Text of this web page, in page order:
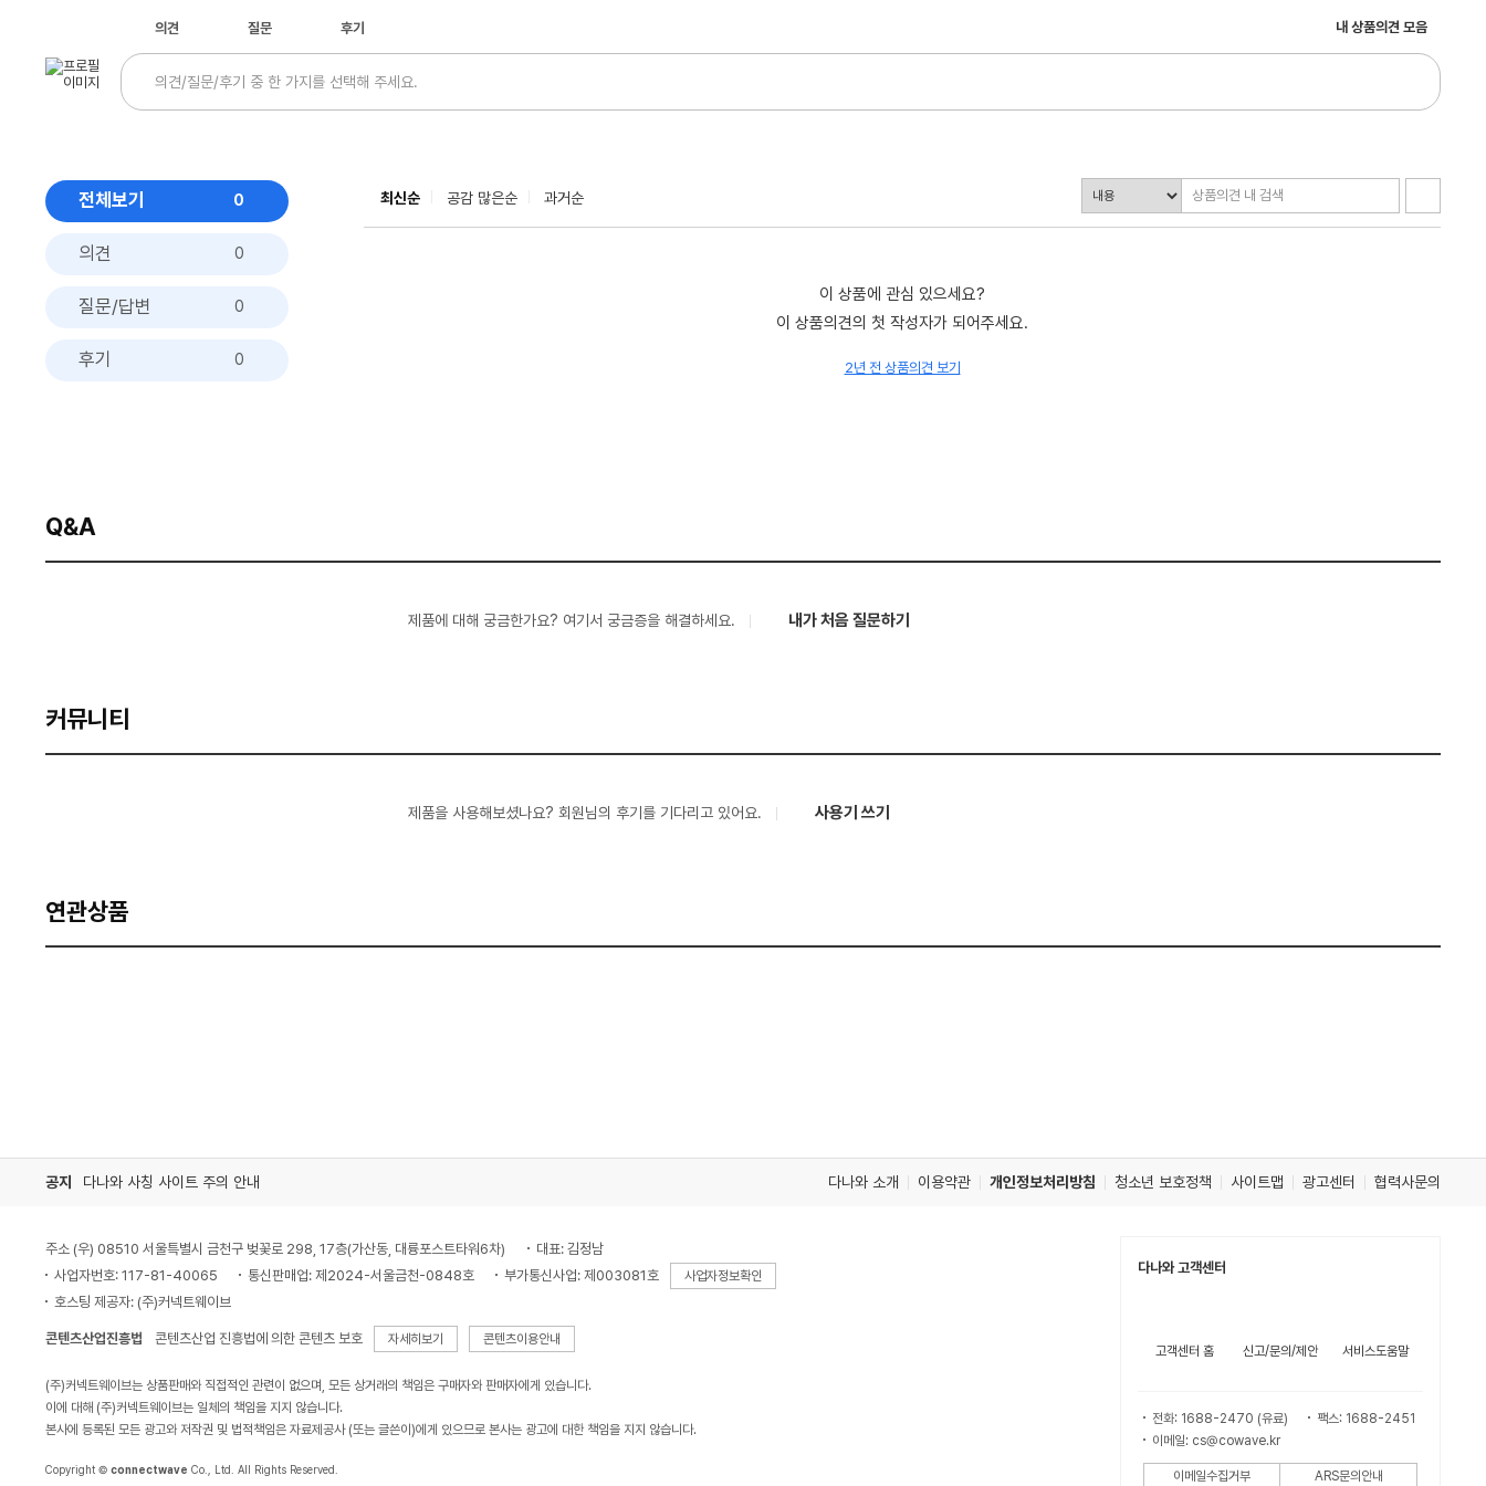
내 상품의견 모음
의견 질문 후기
전체보기 0
의견 0
질문/답변 0
후기 0
최신순 공감 많은순 과거순
이 상품에 관심 있으세요?
이 상품의견의 첫 작성자가 되어주세요.
2년 전 상품의견 보기
Q&A
제품에 대해 궁금한가요? 여기서 궁금증을 해결하세요. 내가 처음 질문하기
커뮤니티
제품을 사용해보셨나요? 회원님의 후기를 기다리고 있어요. 사용기 쓰기
연관상품
공지 다나와 사칭 사이트 주의 안내 다나와 소개 이용약관 개인정보처리방침 청소년 보호정책 사이트맵 광고센터 협력사문의
주소 (우) 08510 서울특별시 금천구 벚꽃로 298, 17층(가산동, 대륭포스트타워6차)
대표: 김정남
사업자번호: 117-81-40065
통신판매업: 제2024-서울금천-0848호 부가통신사업: 제003081호 사업자정보확인
호스팅 제공자: (주)커넥트웨이브
콘텐츠산업진흥법 콘텐츠산업 진흥법에 의한 콘텐츠 보호 자세히보기 콘텐츠이용안내
(주)커넥트웨이브는 상품판매와 직접적인 관련이 없으며, 모든 상거래의 책임은 구매자와 판매자에게 있습니다.
이에 대해 (주)커넥트웨이브는 일체의 책임을 지지 않습니다.
본사에 등록된 모든 광고와 저작권 및 법적책임은 자료제공사 (또는 글쓴이)에게 있으므로 본사는 광고에 대한 책임을 지지 않습니다.
Copyright © connectwave Co., Ltd. All Rights Reserved.
다나와 고객센터
고객센터 홈 신고/문의/제안 서비스도움말
전화: 1688-2470 (유료)
팩스: 1688-2451
이메일: cs@cowave.kr
이메일수집거부 ARS문의안내